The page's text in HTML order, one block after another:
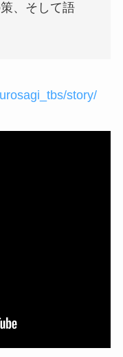
、そして語
story/